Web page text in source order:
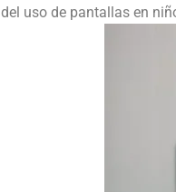
del uso de pantallas en